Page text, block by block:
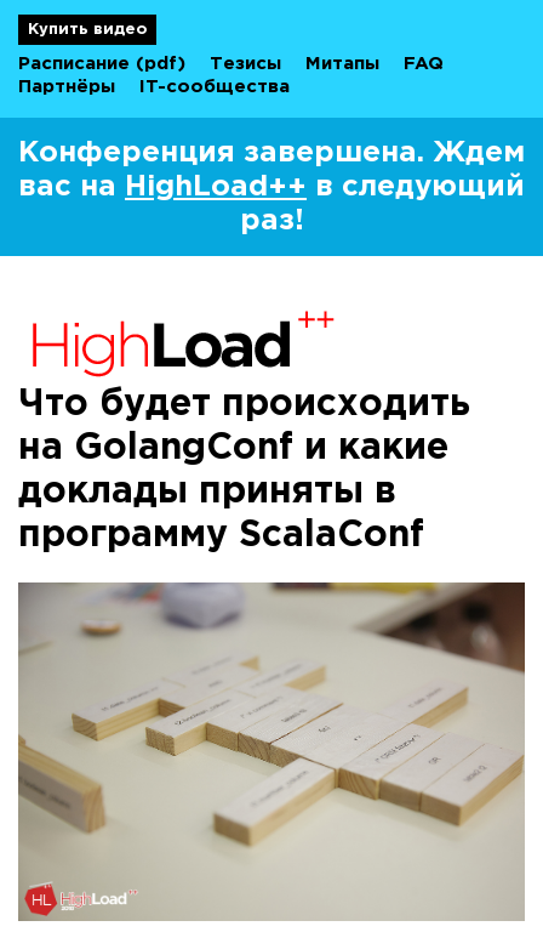
Купить видео
Расписание (pdf) Тезисы Митапы
FAQ
Партнёры
IT-сообщества
Конференция завершена. Ждем
вас на
HighLoad++ в следующий
раз!
Что будет происходить
на GolangConf и какие
доклады приняты в
программу ScalaConf